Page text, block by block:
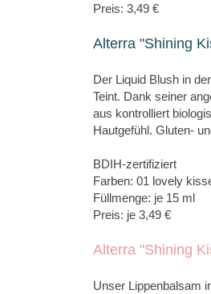
Preis: 3,49 €
Alterra "Shining
Der Liquid Blush in
Teint. Dank seiner
aus kontrolliert
Hautgefühl. Gluten-
BDIH-zertifiziert
Farben: 01 lovely
Füllmenge: je 15 ml
Preis: je 3,49 €
Alterra "Shining
Unser Lippenbalsam